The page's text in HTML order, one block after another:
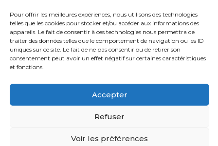
Pour offrir les meilleures expériences, nous utilisons des technologies
telles que les cookies pour stocker et/ou accéder aux informations des
appareils. Le fait de consentir à ces technologies nous permettra de
traiter des données telles que le comportement de navigation ou les ID
uniques sur ce site. Le fait de ne pas consentir ou de retirer son
consentement peut avoir un effet négatif sur certaines caractéristiques
et fonctions.
Accepter
Refuser
Voir les préférences
vers
la
tranquillité
d’esprit
défi
450 229-2992
50 rue morin,
Sainte-Adèle, Québec
J8B 2P7
Partager
Politique